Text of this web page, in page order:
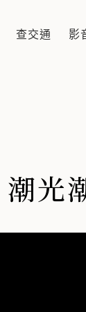
10點亮燈
查交通 影
光